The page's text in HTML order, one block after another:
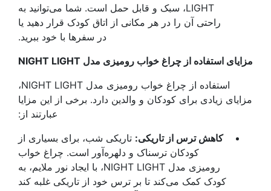
LIGHT، سبک و قابل حمل است. شما می‌توانید به
راحتی آن را در هر مکانی از اتاق کودک قرار دهید یا
در سفرها با خود ببرید.
مزایای استفاده از چراغ خواب رومیزی مدل NIGHT LIGHT
استفاده از چراغ خواب رومیزی مدل NIGHT LIGHT،
مزایای زیادی برای کودکان و والدین دارد. برخی از این مزایا
عبارتند از:
کاهش ترس از تاریکی: تاریکی شب، برای بسیاری از
کودکان ترسناک و دلهره‌آور است. چراغ خواب
رومیزی مدل NIGHT LIGHT، با ایجاد نور ملایم، به
کودک کمک می‌کند تا بر ترس خود از تاریکی غلبه کند